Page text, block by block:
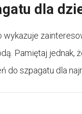
dla
Pamiętaj jednak,
do szpagatu dla